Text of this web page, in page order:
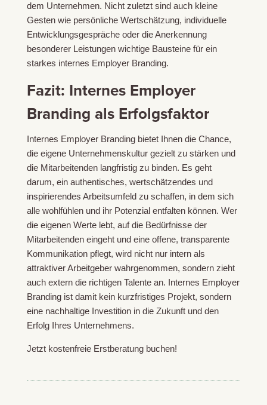
dem Unternehmen. Nicht zuletzt sind auch kleine
Gesten wie persönliche Wertschätzung, individuelle
Entwicklungsgespräche oder die Anerkennung
besonderer Leistungen wichtige Bausteine für ein
starkes internes Employer Branding.
Fazit: Internes Employer
Branding als Erfolgsfaktor
Internes Employer Branding bietet Ihnen die Chance,
die eigene Unternehmenskultur gezielt zu stärken und
die Mitarbeitenden langfristig zu binden. Es geht
darum, ein authentisches, wertschätzendes und
inspirierendes Arbeitsumfeld zu schaffen, in dem sich
alle wohlfühlen und ihr Potenzial entfalten können. Wer
die eigenen Werte lebt, auf die Bedürfnisse der
Mitarbeitenden eingeht und eine offene, transparente
Kommunikation pflegt, wird nicht nur intern als
attraktiver Arbeitgeber wahrgenommen, sondern zieht
auch extern die richtigen Talente an. Internes Employer
Branding ist damit kein kurzfristiges Projekt, sondern
eine nachhaltige Investition in die Zukunft und den
Erfolg Ihres Unternehmens.
Jetzt kostenfreie Erstberatung buchen!